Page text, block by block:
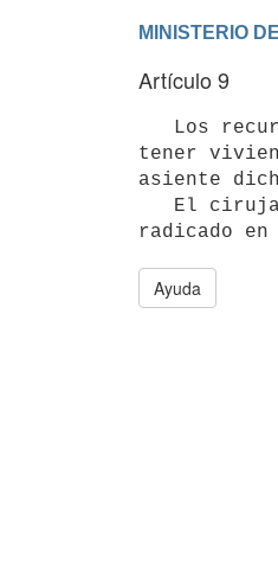
MINISTERIO
Artículo 9
tener
asiente
radicado
Ayuda